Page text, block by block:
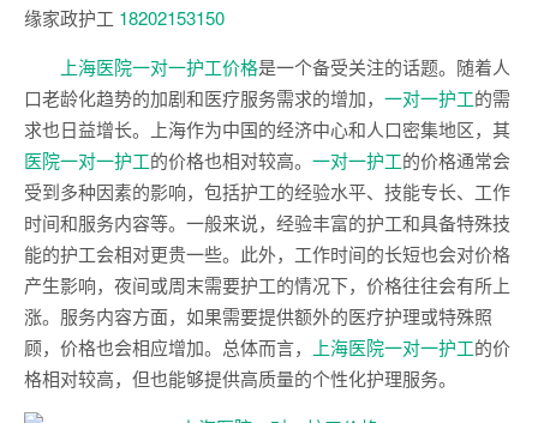
缘家政护工 18202153150
上海医院一对一护工价格是一个备受关注的话题。随着人
口老龄化趋势的加剧和医疗服务需求的增加， 一对一护工的需
求也日益增长。上海作为中国的经济中心和人口密集地区，其
医院一对一护工的价格也相对较高。 一对一护工的价格通常会
受到多种因素的影响，包括护工的经验水平、技能专长、工作
时间和服务内容等。一般来说，经验丰富的护工和具备特殊技
能的护工会相对更贵一些。此外，工作时间的长短也会对价格
产生影响，夜间或周末需要护工的情况下，价格往往会有所上
涨。服务内容方面，如果需要提供额外的医疗护理或特殊照
顾，价格也会相应增加。总体而言，
上海医院一对一护工的价
格相对较高，但也能够提供高质量的个性化护理服务。